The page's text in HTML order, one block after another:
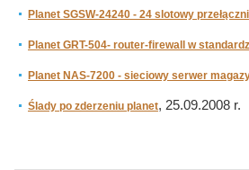
Planet SGSW-24240 - 24 slotowy
Planet GRT-504- router-firewall w
Planet NAS-7200 - sieciowy serwer
Ślady po zderzeniu planet, 25.09.2008 r.